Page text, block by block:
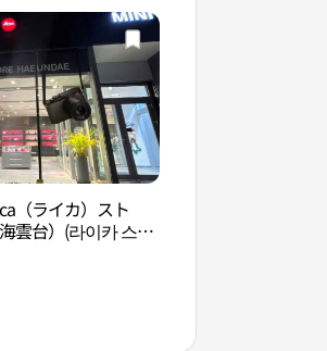
（ライカ）スト
雲台）(라이카 스토